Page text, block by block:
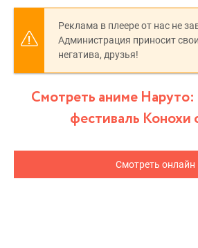
Реклама в плеере от нас не
Администрация приносит
негатива, друзья!
Смотреть аниме
фестиваль Конохи
Смотреть онлайн